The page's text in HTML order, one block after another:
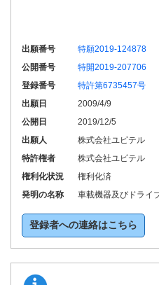
出願番号
特願2019-124878
公開番号
特開2019-207706
登録番号
特許第6735457号
出願日
2009/4/9
公開日
2019/12/5
出願人
株式会社ユピテル
特許権者
株式会社ユピテル
権利化状況
権利化済
発明の名称
車載機器及びドライ
登録者への連絡はこちら